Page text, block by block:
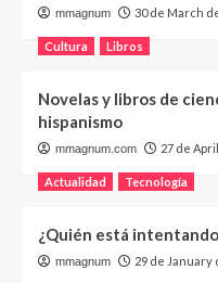
mmagnum 30 de March
Cultura Libros
Novelas y libros de
hispanismo
mmagnum.com 27 de
Actualidad Tecnología
¿Quién está
mmagnum 29 de January